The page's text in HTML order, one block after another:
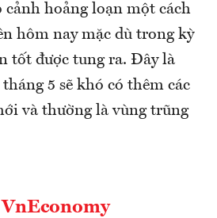
hoảng loạn một cách
hôm nay mặc dù trong kỳ
tốt được tung ra. Đây là
5 sẽ khó có thêm các
và thường là vùng trũng
VnEconomy